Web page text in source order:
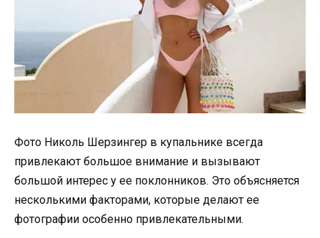
Фото Николь Шерзингер в купальнике всегда
привлекают большое внимание и вызывают
большой интерес у ее поклонников. Это объясняется
несколькими факторами, которые делают ее
фотографии особенно привлекательными.